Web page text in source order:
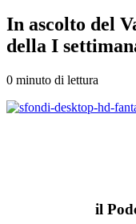
In ascolto del
della I
0 minuto di lettura
il